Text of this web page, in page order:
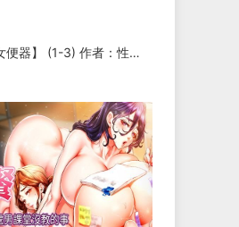
【从小培养的幼女便器】 (1-3) 作者：性yin